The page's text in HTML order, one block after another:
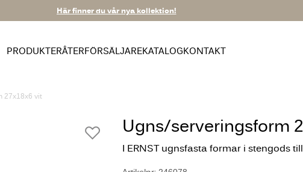
Här finner du vår nya kollektion!
PRODUKTERÅTERFÖRSÄLJAREKATALOGKONTAKT
27x18x6 vit
Ugns/serveringsform
I ERNST ugnsfasta formar i stengods